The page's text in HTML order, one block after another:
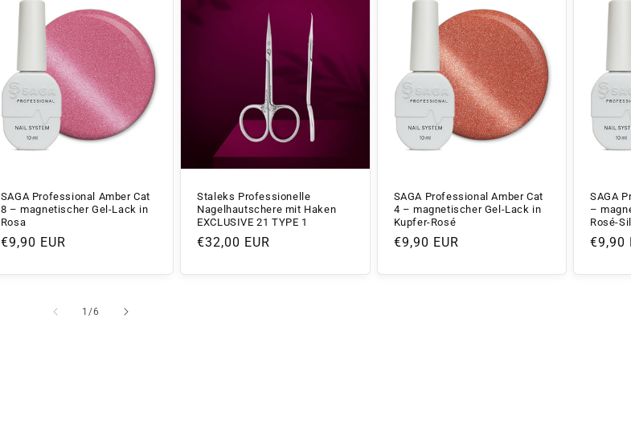
SAGA Professional Amber Cat
8 – magnetischer Gel-Lack in
Rosa
Normaler
€9,90 EUR
Staleks Professionelle
Nagelhautschere mit Haken
EXCLUSIVE 21 TYPE 1
Normaler
€32,00 EUR
SAGA Professional Amber Cat
4 – magnetischer Gel-Lack in
Kupfer-Rosé
Normaler
€9,90 EUR
SAGA
–
Rosé-
€9,90
1/von
6